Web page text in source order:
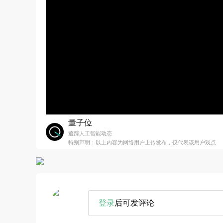
量子位
追踪人工智能动态
特别声明：以上内容为网络用户上传发布，仅代表该用户观点
登录后可发评论